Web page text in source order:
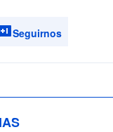
Seguirnos